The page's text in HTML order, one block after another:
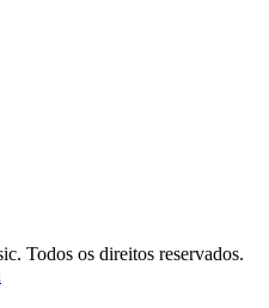
Todos os direitos reservados.